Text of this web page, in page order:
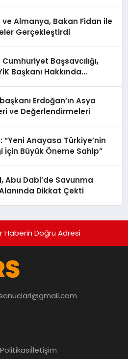
Almanya, Bakan Fidan ile
Gerçekleştirdi
Başsavcılığı,
Başkanı Hakkında
Erdoğan’ın Asya
ve Değerlendirmeleri
“Yeni Anayasa Türkiye’nin
İçin Büyük Öneme Sahip”
Abu Dabi’de Savunma
Dikkat Çekti
Haberin Doğru Adresi
İletişim